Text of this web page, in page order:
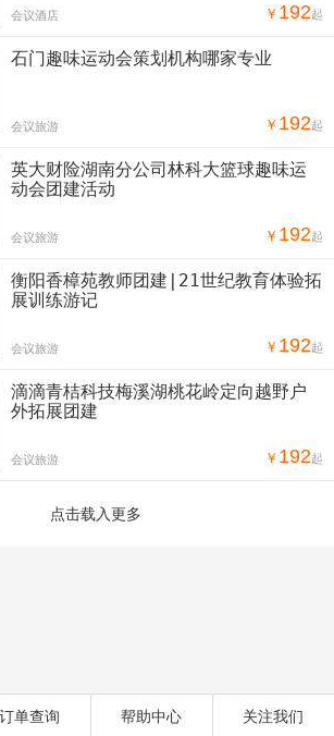
会议酒店 ￥ 192起
石门趣味运动会策划机构哪家专业
会议旅游 ￥ 192起
英大财险湖南分公司林科大篮球趣味运
动会团建活动
会议旅游 ￥ 192起
衡阳香樟苑教师团建|21世纪教育体验拓
展训练游记
会议旅游 ￥ 192起
滴滴青桔科技梅溪湖桃花岭定向越野户
外拓展团建
会议旅游 ￥ 192起
订单查询 帮助中心 关注我们